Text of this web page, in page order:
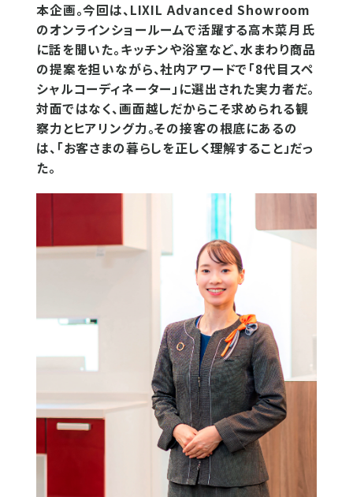
本企画。今回は、LIXIL Advanced Showroom
のオンラインショールームで活躍する高木菜月氏
に話を聞いた。キッチンや浴室など、水まわり商品
の提案を担いながら、社内アワードで「8代目スペ
シャルコーディネーター」に選出された実力者だ。
対面ではなく、画面越しだからこそ求められる観
察力とヒアリング力。その接客の根底にあるの
は、「お客さまの暮らしを正しく理解すること」だっ
た。